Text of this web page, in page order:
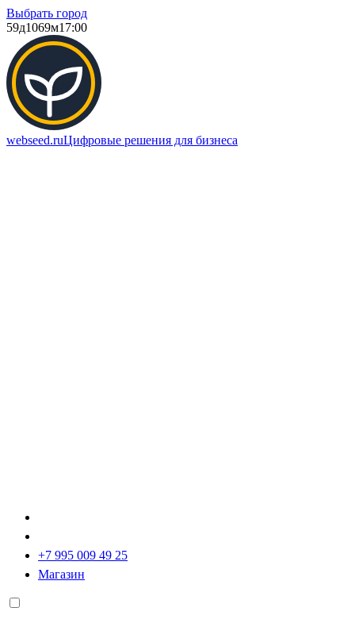
Выбрать город
59д1069м17:00
webseed.ruЦифровые решения для бизнеса
+7 995 009 49 25
Магазин